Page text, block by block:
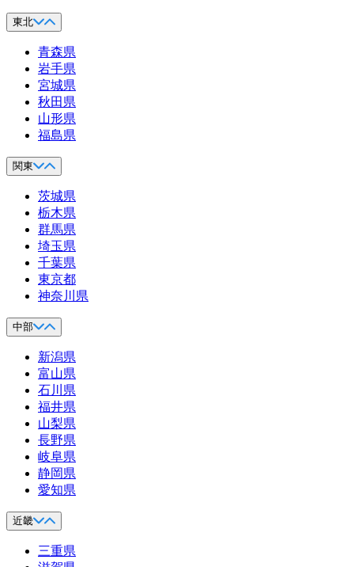
東北
青森県
岩手県
宮城県
秋田県
山形県
福島県
関東
茨城県
栃木県
群馬県
埼玉県
千葉県
東京都
神奈川県
中部
新潟県
富山県
石川県
福井県
山梨県
長野県
岐阜県
静岡県
愛知県
近畿
三重県